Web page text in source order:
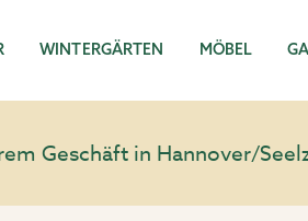
WINTERGÄRTEN MÖBEL
Geschäft in Hannover/